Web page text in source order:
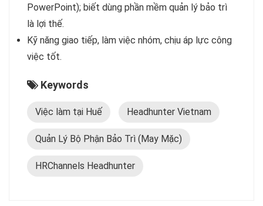
PowerPoint); biết dùng phần mềm quản lý bảo trì
là lợi thế.
Kỹ năng giao tiếp, làm việc nhóm, chịu áp lực công
việc tốt.
Keywords
Việc làm tại Huế Headhunter Vietnam
Quản Lý Bộ Phận Bảo Trì (May Mặc)
HRChannels Headhunter